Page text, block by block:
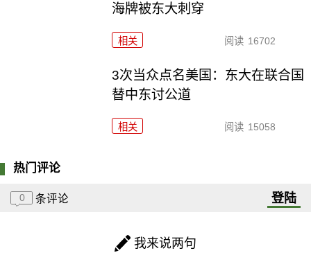
海牌被东大刺穿
相关 阅读 16702
3次当众点名美国：东大在联合国
替中东讨公道
相关 阅读 15058
热门评论
0 条评论 登陆
我来说两句